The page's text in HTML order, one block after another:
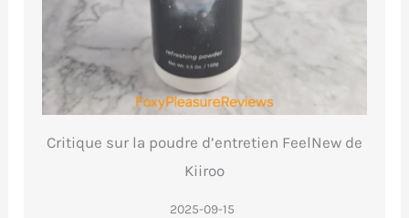
Critique sur la poudre d’entretien FeelNew de
Kiiroo
2025-09-15